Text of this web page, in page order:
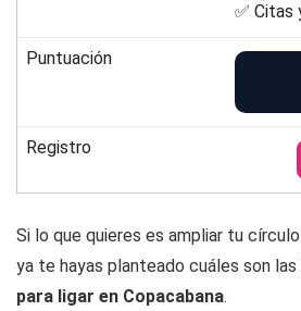
✅ Citas
Puntuación
Registro
Si lo que quieres es ampliar tu
ya te hayas planteado cuáles son las
para ligar en Copacabana.